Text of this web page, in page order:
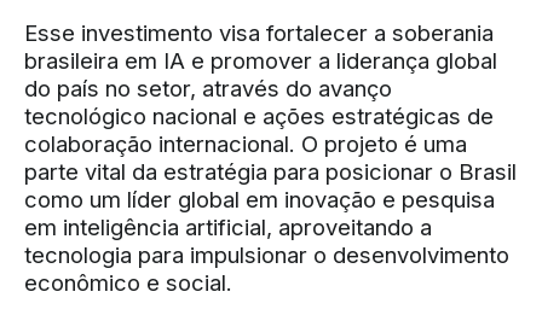
Esse investimento visa fortalecer a soberania
brasileira em IA e promover a liderança global
do país no setor, através do avanço
tecnológico nacional e ações estratégicas de
colaboração internacional. O projeto é uma
parte vital da estratégia para posicionar o Brasil
como um líder global em inovação e pesquisa
em inteligência artificial, aproveitando a
tecnologia para impulsionar o desenvolvimento
econômico e social.